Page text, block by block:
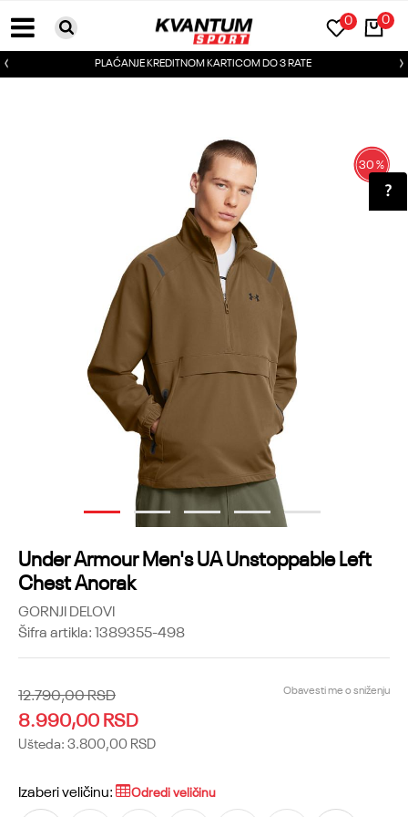
0
0
PLAĆANJE KREDITNOM KARTICOM DO 3 RATE
1 2 3 4 5
30%
Under Armour Men's UA Unstoppable Left
Chest Anorak
GORNJI DELOVI
Šifra artikla:1389355-498
12.790,00RSD
8.990,00RSD
Ušteda: 3.800,00 RSD
Obavesti me o sniženju
Izaberi veličinu: Odredi veličinu